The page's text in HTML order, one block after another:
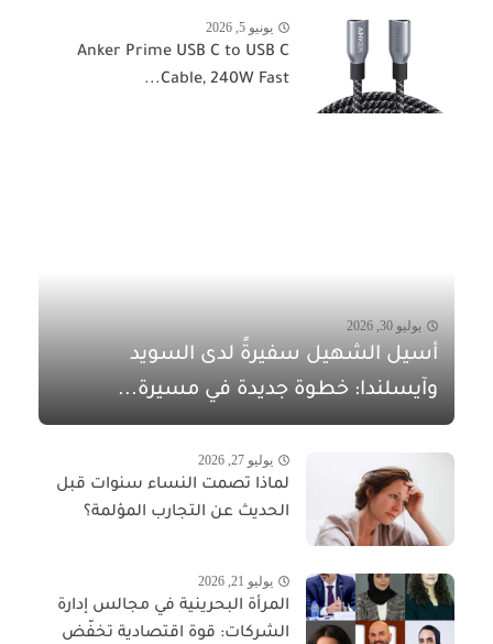
يونيو 5, 2026
Anker Prime USB C to USB C
Cable, 240W Fast...
يوليو 30, 2026
أسيل الشهيل سفيرةً لدى السويد
وآيسلندا: خطوة جديدة في مسيرة...
يوليو 27, 2026
لماذا تصمت النساء سنوات قبل
الحديث عن التجارب المؤلمة؟
يوليو 21, 2026
المرأة البحرينية في مجالس إدارة
الشركات: قوة اقتصادية تخفّض